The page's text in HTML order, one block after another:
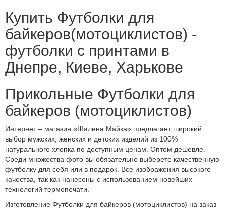
Купить Футболки для
байкеров(мотоциклистов) -
футболки с принтами в
Днепре, Киеве, Харькове
Прикольные Футболки для
байкеров (мотоциклистов)
Интернет – магазин «Шалена Майка» предлагает широкий
выбор мужских, женских и детских изделий из 100%
натурального хлопка по доступным ценам. Оптом дешевле.
Среди множества фото вы обязательно выберете качественную
футболку для себя или в подарок. Все изображения высокого
качества, так как нанесены с использованием новейших
технологий термопечати.
Изготовление Футболки для байкеров (мотоциклистов) на заказ